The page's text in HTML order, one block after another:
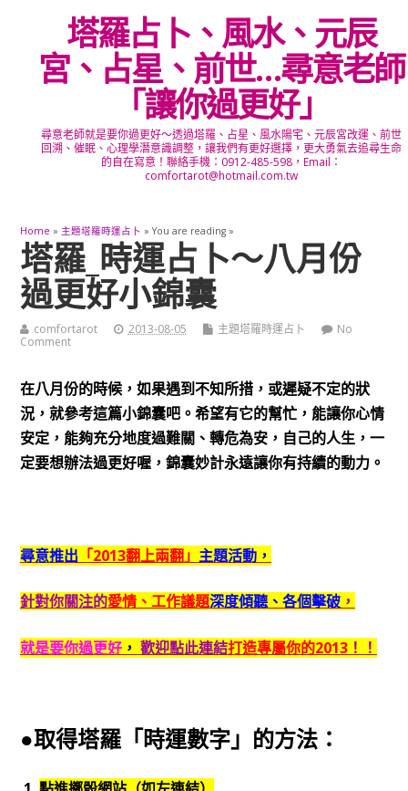
塔羅占卜、風水、元辰
宮、占星、前世…尋意老師
「讓你過更好」
尋意老師就是要你過更好～透過塔羅、占星、風水陽宅、元辰宮改運、前世
回溯、催眠、心理學潛意識調整，讓我們有更好選擇，更大勇氣去追尋生命
的自在寫意！聯絡手機：0912-485-598，Email：
comfortarot@hotmail.com.tw
Home » 主題塔羅時運占卜 » You are reading »
塔羅_時運占卜～八月份
過更好小錦囊
comfortarot 2013-08-05 主題塔羅時運占卜
No
Comment
在八月份的時候，如果遇到不知所措，或遲疑不定的狀
況，就參考這篇小錦囊吧。希望有它的幫忙，能讓你心情
安定，能夠充分地度過難關、轉危為安，自己的人生，一
定要想辦法過更好喔，錦囊妙計永遠讓你有持續的動力。
尋意推出 「2013翻上兩翻」 主題活動，
針對你關注的愛情、工作議題深度傾聽、各個擊破，
就是要你過更好， 歡迎點此連結打造專屬你的2013！！
●取得塔羅「時運數字」的方法：